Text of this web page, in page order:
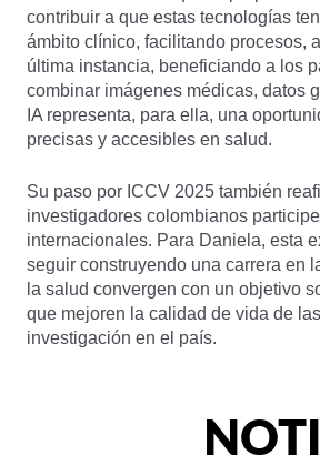
contribuir a que estas tecnologías
ámbito clínico, facilitando procesos,
última instancia, beneficiando a los
combinar imágenes médicas, datos
IA representa, para ella, una
precisas y accesibles en salud.
Su paso por ICCV 2025 también
investigadores colombianos
internacionales. Para Daniela, esta
seguir construyendo una carrera en
la salud convergen con un objetivo
que mejoren la calidad de vida de
investigación en el país.